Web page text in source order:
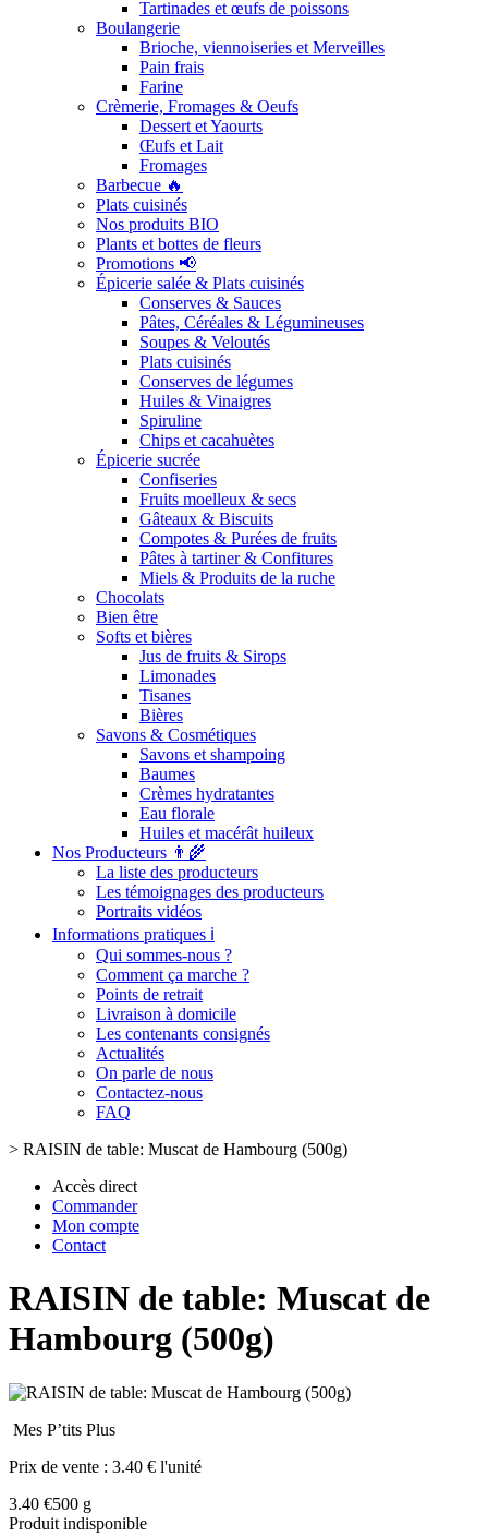
Tartinades et œufs de poissons
Boulangerie
Brioche, viennoiseries et Merveilles
Pain frais
Farine
Crèmerie, Fromages & Oeufs
Dessert et Yaourts
Œufs et Lait
Fromages
Barbecue 🔥
Plats cuisinés
Nos produits BIO
Plants et bottes de fleurs
Promotions 📢
Épicerie salée & Plats cuisinés
Conserves & Sauces
Pâtes, Céréales & Légumineuses
Soupes & Veloutés
Plats cuisinés
Conserves de légumes
Huiles & Vinaigres
Spiruline
Chips et cacahuètes
Épicerie sucrée
Confiseries
Fruits moelleux & secs
Gâteaux & Biscuits
Compotes & Purées de fruits
Pâtes à tartiner & Confitures
Miels & Produits de la ruche
Chocolats
Bien être
Softs et bières
Jus de fruits & Sirops
Limonades
Tisanes
Bières
Savons & Cosmétiques
Savons et shampoing
Baumes
Crèmes hydratantes
Eau florale
Huiles et macérât huileux
Nos Producteurs 👨‍🌾
La liste des producteurs
Les témoignages des producteurs
Portraits vidéos
Informations pratiques ℹ️
Qui sommes-nous ?
Comment ça marche ?
Points de retrait
Livraison à domicile
Les contenants consignés
Actualités
On parle de nous
Contactez-nous
FAQ
> RAISIN de table: Muscat de Hambourg (500g)
Accès direct
Commander
Mon compte
Contact
RAISIN de table: Muscat de
Hambourg (500g)
Mes P’tits Plus
Prix de vente : 3.40 € l'unité
3.40 €500 g
Produit indisponible